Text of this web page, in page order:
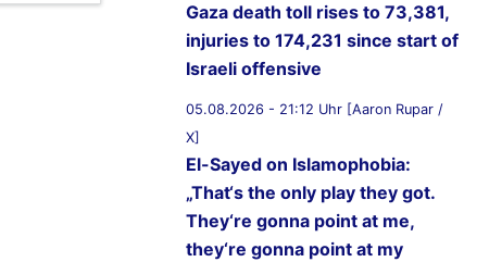
Gaza death toll rises to 73,381,
injuries to 174,231 since start of
Israeli offensive
05.08.2026 - 21:12 Uhr [Aaron Rupar /
X]
El-Sayed on Islamophobia:
„That‘s the only play they got.
They‘re gonna point at me,
they‘re gonna point at my